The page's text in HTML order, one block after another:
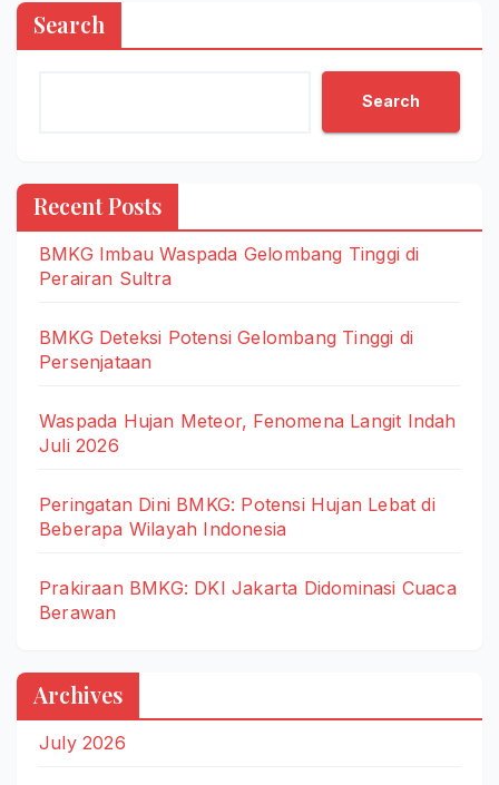
Search
Search
Recent Posts
BMKG Imbau Waspada Gelombang Tinggi di
Perairan Sultra
BMKG Deteksi Potensi Gelombang Tinggi di
Persenjataan
Waspada Hujan Meteor, Fenomena Langit Indah
Juli 2026
Peringatan Dini BMKG: Potensi Hujan Lebat di
Beberapa Wilayah Indonesia
Prakiraan BMKG: DKI Jakarta Didominasi Cuaca
Berawan
Archives
July 2026